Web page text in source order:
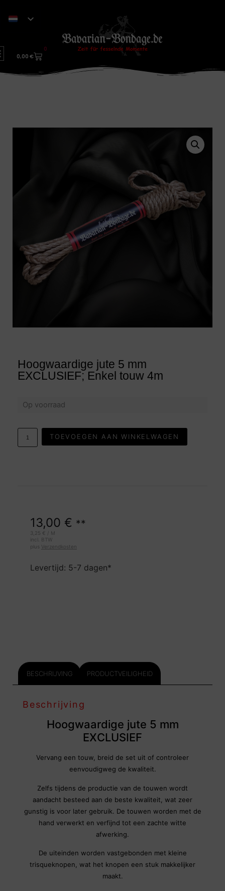
0,00 €
0
Hoogwaardige jute 5 mm
EXCLUSIEF; Enkel touw 4m
Op voorraad
TOEVOEGEN AAN WINKELWAGEN
13,00 € **
3,25 €
M
incl. BTW
plus Verzendkosten
Levertijd: 5-7 dagen*
BESCHRIJVING PRODUCTVEILIGHEID
Beschrijving
Hoogwaardige jute 5 mm
EXCLUSIEF
Vervang een touw, breid de set uit of controleer
eenvoudigweg de kwaliteit.
Zelfs tijdens de productie van de touwen wordt
aandacht besteed aan de beste kwaliteit, wat zeer
gunstig is voor later gebruik. De touwen worden met de
hand verwerkt en verfijnd tot een zachte witte
afwerking.
De uiteinden worden vastgebonden met kleine
trisqueknopen, wat het knopen een stuk makkelijker
maakt.